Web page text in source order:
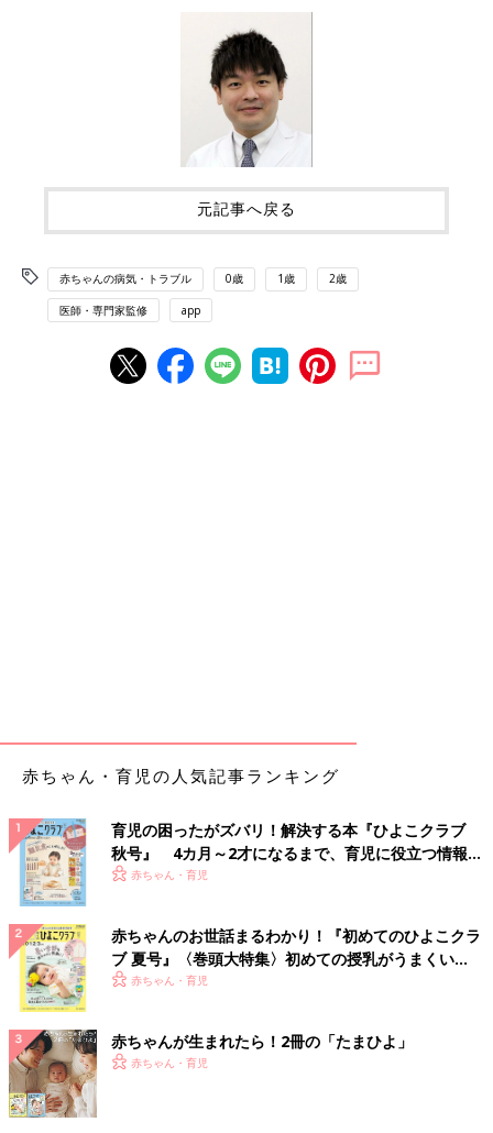
元記事へ戻る
赤ちゃんの病気・トラブル 0歳 1歳 2歳
医師・専門家監修 app
赤ちゃん・育児の人気記事ランキング
育児の困ったがズバリ！解決する本『ひよこクラブ
秋号』 4カ月～2才になるまで、育児に役立つ情報が
いっぱい！
赤ちゃん・育児
赤ちゃんのお世話まるわかり！『初めてのひよこクラ
ブ 夏号』〈巻頭大特集〉初めての授乳がうまくい
く！ おっぱい・ミルクの基本と夏のトラブル 解決テ
赤ちゃん・育児
赤ちゃんが生まれたら！2冊の「たまひよ」
赤ちゃん・育児